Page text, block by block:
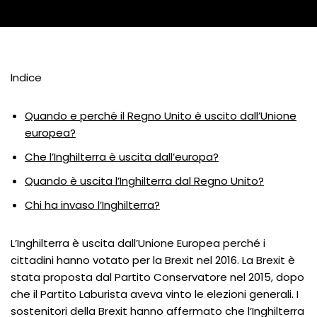
Indice
Quando e perché il Regno Unito è uscito dall’Unione
europea?
Che l’Inghilterra è uscita dall’europa?
Quando è uscita l’Inghilterra dal Regno Unito?
Chi ha invaso l’Inghilterra?
L’Inghilterra è uscita dall’Unione Europea perché i
cittadini hanno votato per la Brexit nel 2016. La Brexit è
stata proposta dal Partito Conservatore nel 2015, dopo
che il Partito Laburista aveva vinto le elezioni generali. I
sostenitori della Brexit hanno affermato che l’Inghilterra